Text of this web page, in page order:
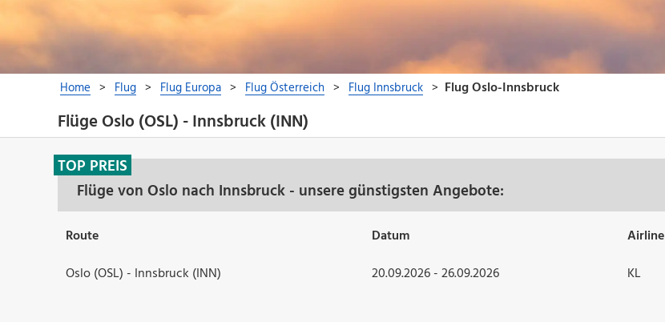
Flüge Oslo (OSL) - Innsbruck (INN)
Flüge von Oslo nach Innsbruck - unsere günstigsten Angebote:
TOP PREIS
Route Datum Airline
Oslo (OSL) - Innsbruck (INN)
20.09.2026 - 26.09.2026 KL